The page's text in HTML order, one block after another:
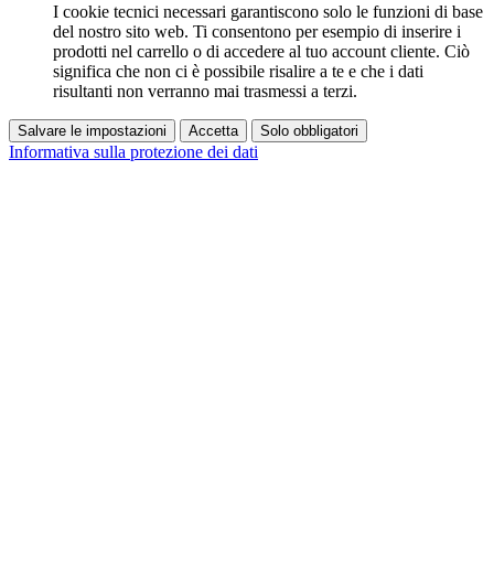
I cookie tecnici necessari garantiscono solo le funzioni di base
del nostro sito web. Ti consentono per esempio di inserire i
prodotti nel carrello o di accedere al tuo account cliente. Ciò
significa che non ci è possibile risalire a te e che i dati
risultanti non verranno mai trasmessi a terzi.
Salvare le impostazioni Accetta Solo obbligatori
Informativa sulla protezione dei dati